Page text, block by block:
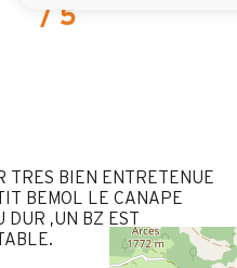
/ 5
TRES BIEN ENTRETENUE
BEMOL LE CANAPE
,UN BZ EST